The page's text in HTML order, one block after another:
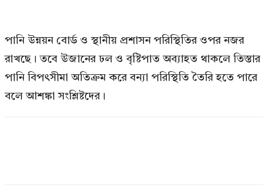
পানি উন্নয়ন বোর্ড ও স্থানীয় প্রশাসন পরিস্থিতির ওপর নজর
রাখছে। তবে উজানের ঢল ও বৃষ্টিপাত অব্যাহত থাকলে তিস্তার
পানি বিপৎসীমা অতিক্রম করে বন্যা পরিস্থিতি তৈরি হতে পারে
বলে আশঙ্কা সংশ্লিষ্টদের।